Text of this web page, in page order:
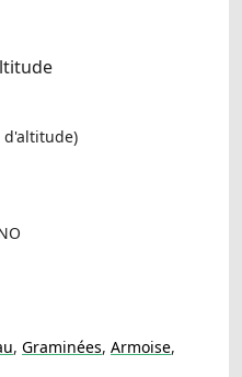
d'altitude)
, Graminées, Armoise,